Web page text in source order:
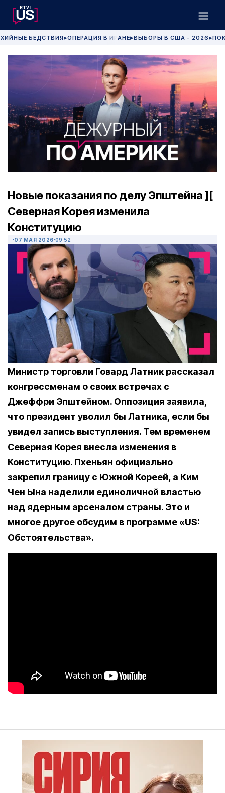
БЕДСТВИЯ▶ОПЕРАЦИЯ В ИРАНЕ▶ВЫБОРЫ В США - 2026 ▶
Новые показания по делу Эпштейна ][
Северная Корея изменила
Конституцию
07 МАЯ 2026 09:52
Министр торговли Говард Латник рассказал
конгрессменам о своих встречах с
Джеффри Эпштейном. Оппозиция заявила,
что президент уволил бы Латника, если бы
увидел запись выступления. Тем временем
Северная Корея внесла изменения в
Конституцию. Пхеньян официально
закрепил границу с Южной Кореей, а Ким
Чен Ына наделили единоличной властью
над ядерным арсеналом страны. Это и
многое другое обсудим в программе «US:
Обстоятельства».